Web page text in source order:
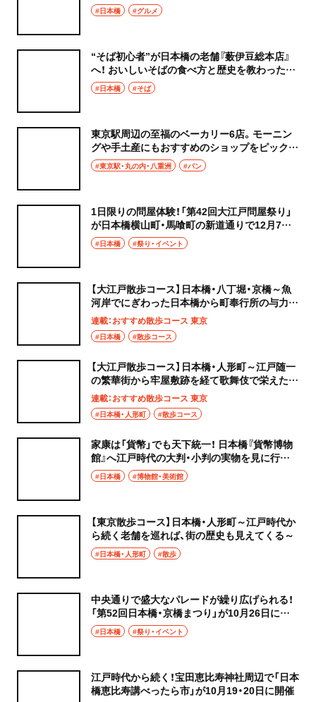
#日本橋 #グルメ
“そば初心者”が日本橋の老舗『薮伊豆総本店』
へ！ おいしいそばの食べ方と歴史を教わった
【江戸文化を訪ねて】
#日本橋 #そば
東京駅周辺の至福のベーカリー6店。モーニン
グや手土産にもおすすめのショップをピックア
ップ！
#東京駅・丸の内・八重洲 #パン
1日限りの問屋体験！「第42回大江戸問屋祭り」
が日本橋横山町・馬喰町の新道通りで12月7日
に開催
#日本橋 #祭り・イベント
【大江戸散歩コース】日本橋・八丁堀・京橋～魚
河岸でにぎわった日本橋から町奉行所の与力・
同心が住む町へ～
連載：おすすめ散歩コース 東京
#日本橋 #散歩コース
【大江戸散歩コース】日本橋・人形町～江戸随一
の繁華街から牢屋敷跡を経て歌舞伎で栄えた人
形町へ～
連載：おすすめ散歩コース 東京
#日本橋・人形町 #散歩コース
家康は「貨幣」でも天下統一！ 日本橋『貨幣博物
館』へ江戸時代の大判・小判の実物を見に行こ
う【江戸文化を訪ねて】
#日本橋 #博物館・美術館
【東京散歩コース】日本橋・人形町～江戸時代か
ら続く老舗を巡れば、街の歴史も見えてくる～
#日本橋・人形町 #散歩
中央通りで盛大なパレードが繰り広げられる！
「第52回日本橋・京橋まつり」が10月26日に開
催#日本橋 #祭り・イベント
江戸時代から続く！宝田恵比寿神社周辺で「日本
橋恵比寿講べったら市」が10月19・20日に開催